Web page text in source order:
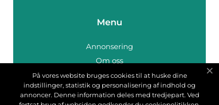
Menu
Annonsering
Om oss
Cookies
Kontakta oss
Sitemap
På vores website bruges cookies til at huske dine
indstillinger, statistik og personalisering af indhold og
annoncer. Denne information deles med tredjepart. Ved